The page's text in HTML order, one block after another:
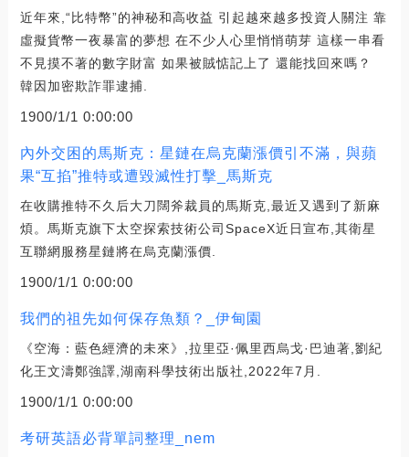
近年來,“比特幣”的神秘和高收益 引起越來越多投資人關注 靠
虛擬貨幣一夜暴富的夢想 在不少人心里悄悄萌芽 這樣一串看
不見摸不著的數字財富 如果被賊惦記上了 還能找回來嗎？
韓因加密欺詐罪逮捕.
1900/1/1 0:00:00
內外交困的馬斯克：星鏈在烏克蘭漲價引不滿，與蘋
果“互掐”推特或遭毀滅性打擊_馬斯克
在收購推特不久后大刀闊斧裁員的馬斯克,最近又遇到了新麻
煩。馬斯克旗下太空探索技術公司SpaceX近日宣布,其衛星
互聯網服務星鏈將在烏克蘭漲價.
1900/1/1 0:00:00
我們的祖先如何保存魚類？_伊甸園
《空海：藍色經濟的未來》,拉里亞·佩里西烏戈·巴迪著,劉紀
化王文濤鄭強譯,湖南科學技術出版社,2022年7月.
1900/1/1 0:00:00
考研英語必背單詞整理_nem